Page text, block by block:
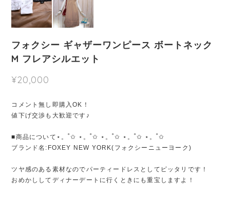
フォクシー ギャザーワンピース ボートネック
M フレアシルエット
¥20,000
コメント無し即購入OK！
値下げ交渉も大歓迎です♪
■商品について⋆。˚✩ ⋆。˚✩ ⋆。˚✩ ⋆。˚✩ ⋆。˚✩
ブランド名:FOXEY NEW YORK(フォクシーニューヨーク)
ツヤ感のある素材なのでパーティードレスとしてピッタリです！
おめかししてディナーデートに行くときにも重宝しますよ！